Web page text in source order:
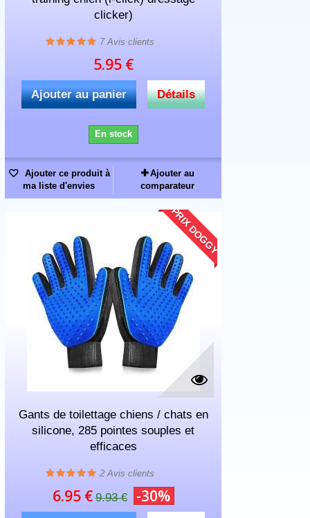
clicker)
7Avis clients
5.95 €
Ajouter au panier Détails
En stock
Ajouter ce produit à
ma liste d'envies
Ajouter au
comparateur
PRIX DOGGY
Gants de toilettage chiens / chats en
silicone, 285 pointes souples et
efficaces
2 Avis clients
6.95 € 9.93 € -30%